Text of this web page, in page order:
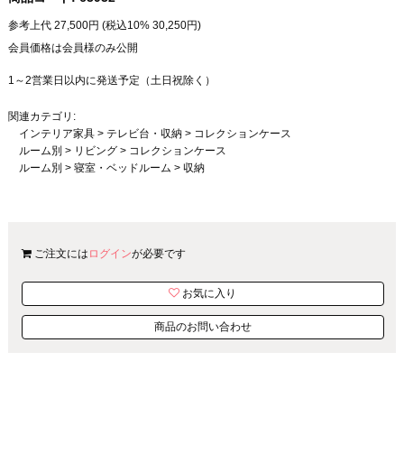
参考上代 27,500円 (税込10% 30,250円)
会員価格は会員様のみ公開
1～2営業日以内に発送予定（土日祝除く）
関連カテゴリ:
インテリア家具> テレビ台・収納> コレクションケース
ルーム別 > リビング> コレクションケース
ルーム別 > 寝室・ベッドルーム > 収納
ご注文には ログインが必要です
お気に入り
商品のお問い合わせ